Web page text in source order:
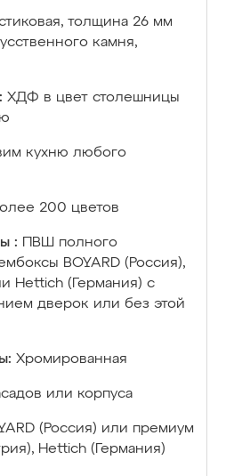
толщина 26 мм
камня,
ХДФ в цвет столешницы
кухню любого
200 цветов
:
ПВШ полного
BOYARD (Россия),
Hettich (Германия) с
дверок или без этой
Хромированная
или корпуса
(Россия) или премиум
Hettich (Германия)